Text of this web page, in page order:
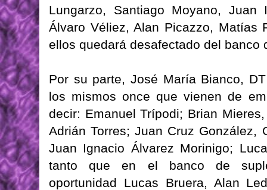
Lungarzo, Santiago Moyano, Juan
Álvaro Véliez, Alan Picazzo, Matías
ellos quedará desafectado del banco
Por su parte, José María Bianco,
los mismos once que vienen de
decir: Emanuel Trípodi; Brian
Adrián Torres; Juan Cruz González,
Juan Ignacio Álvarez Morinigo;
tanto que en el banco de
oportunidad Lucas Bruera, Alan